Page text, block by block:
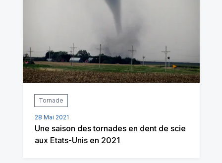
Tornade
28 Mai 2021
Une saison des tornades en dent de scie
aux Etats-Unis en 2021